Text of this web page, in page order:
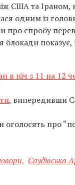
США та
одним із
спробу
блокади
в ніч з 11 на 12
, випередивши
оголосять про
, Саудівська